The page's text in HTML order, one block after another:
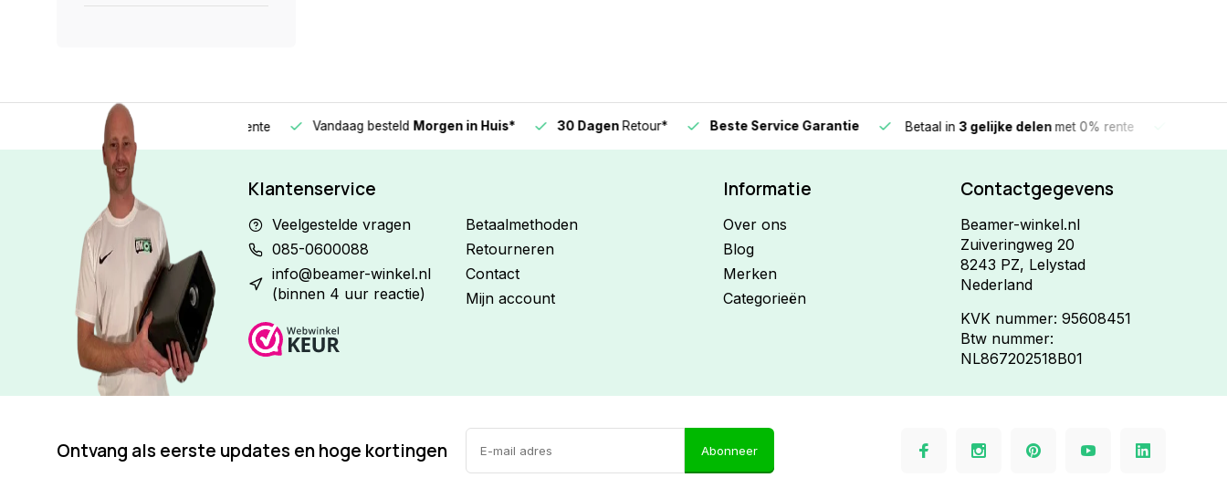
3 gelijke delen Vandaag besteldMorgen in Huis* 30 DagenRetour* Beste Service Garantie Betaal in3 gelijke delen met 0% rente
Klantenservice
Veelgestelde vragen
085-0600088
info@beamer-winkel.nl
(binnen 4 uur reactie)
Betaalmethoden
Retourneren
Contact
Mijn account
Informatie
Over ons
Blog
Merken
Categorieën
Contactgegevens
Beamer-winkel.nl
Zuiveringweg 20
8243 PZ, Lelystad
Nederland
KVK nummer: 95608451
Btw nummer:
NL867202518B01
Ontvang als eerste updates en hoge kortingen Abonneer